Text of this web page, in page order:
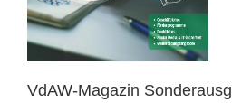
VdAW-Magazin